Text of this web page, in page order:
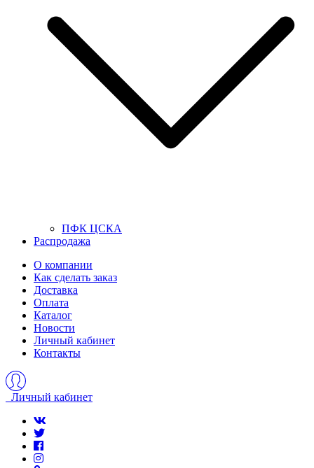
ПФК ЦСКА
Распродажа
О компании
Как сделать заказ
Доставка
Оплата
Каталог
Новости
Личный кабинет
Контакты
Личный кабинет